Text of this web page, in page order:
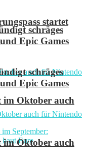
schräges
Epic Games
im Oktober auch
startet
schräges
Epic Games
im Oktober auch